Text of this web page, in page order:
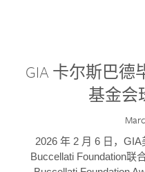
GIA 卡尔斯巴
基金会
2026 年 2 月 6 日，
Buccellati Foundation联